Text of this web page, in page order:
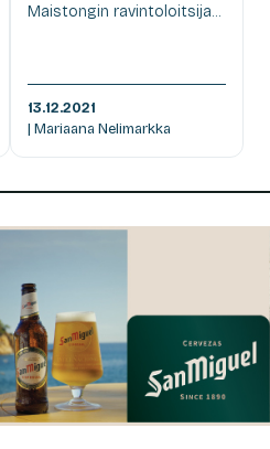
Maistongin ravintoloitsija...
13.12.2021
| Mariaana Nelimarkka